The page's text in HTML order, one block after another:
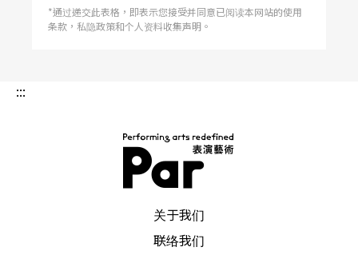
面对时代挑战 要传承也要创新
一个人负责开创新貌，一个人负责保存传统，两人
有著共同信念：「创新不是革命，是最初信念的传
承与延续。」栢优座以京剧为媒介，东方经典故事
为语言，传递传统戏曲之美，在表演上创造这个时
代能够接受的沟通语汇。许栢昂认为：「京剧是个
程式化的表演，每个时代的演员都必须在既有的程
*通过递交此表格，即表示您接受并同意已阅读本网站的使用
条款，私隐政策和个人资料收集声明。
:::
关于我们
联络我们